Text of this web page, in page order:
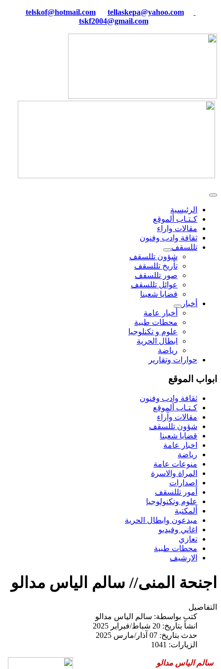
tellaskepa@yahoo.com
tskf2004@gmail.com
الرئيسية
كـتـاب ألموقع
مقالات واراء
ثقافة وادب وفنون
تللسقف
شؤون تللسقف
تأريخ تللسقف
صور تللسقف
عوائل تللسقف
قضايا شعبنا
أخبار
أخبار عامة
محطات طبية
علوم و تکنلوجیا
ابطال الحرية
رياضة
حوارات وتقارير
ابواب الموقع
ثقافة وادب وفنون
كـتـاب ألموقع
مقالات وآراء
شؤون تللسقف
قضايا شعبنا
اخبار عامة
رياضة
منوعات عامة
المراة والاسرة
اصدارات
أمور تللسقف
علوم وتكنولوجيا
ألمكتبة
مبدعون وابطال الحرية
اغاني وفيديو
تعازي
محطات طبية
الارشيف
اجنحة المنى// سالم الياس مدالو
التفاصيل
كتب بواسطة: سالم الياس مدالو
انشأ بتاريخ: 20 شباط/فبراير 2025
حدث بتاريخ: 07 آذار/مارس 2025
الزيارات: 1041
سالم الياس مدالو